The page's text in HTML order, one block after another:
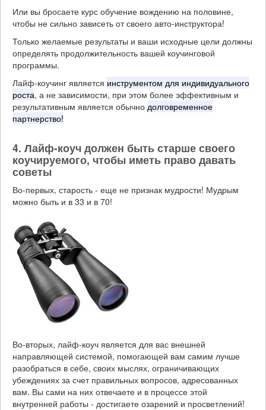
Или вы бросаете курс обучение вождению на половине,
чтобы не сильно зависеть от своего авто-инструктора!
Только желаемые результаты и ваши исходные цели должны
определять продолжительность вашей коучинговой
программы.
Лайф-коучинг является инструментом для индивидуального
роста, а не зависимости, при этом более эффективным и
результативным является обычно долговременное
партнерство!
4. Лайф-коуч должен быть старше своего
коучируемого, чтобы иметь право давать
советы
Во-первых, старость - еще не признак мудрости! Мудрым
можно быть и в 33 и в 70!
Во-вторых, лайф-коуч является для вас внешней
направляющей системой, помогающей вам самим лучше
разобраться в себе, своих мыслях, ограничивающих
убеждениях за счет правильных вопросов, адресованных
вам. Вы сами на них отвечаете и в процессе этой
внутренней работы - достигаете озарений и просветлений!